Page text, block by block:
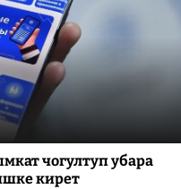
чогултуп убара
кирет